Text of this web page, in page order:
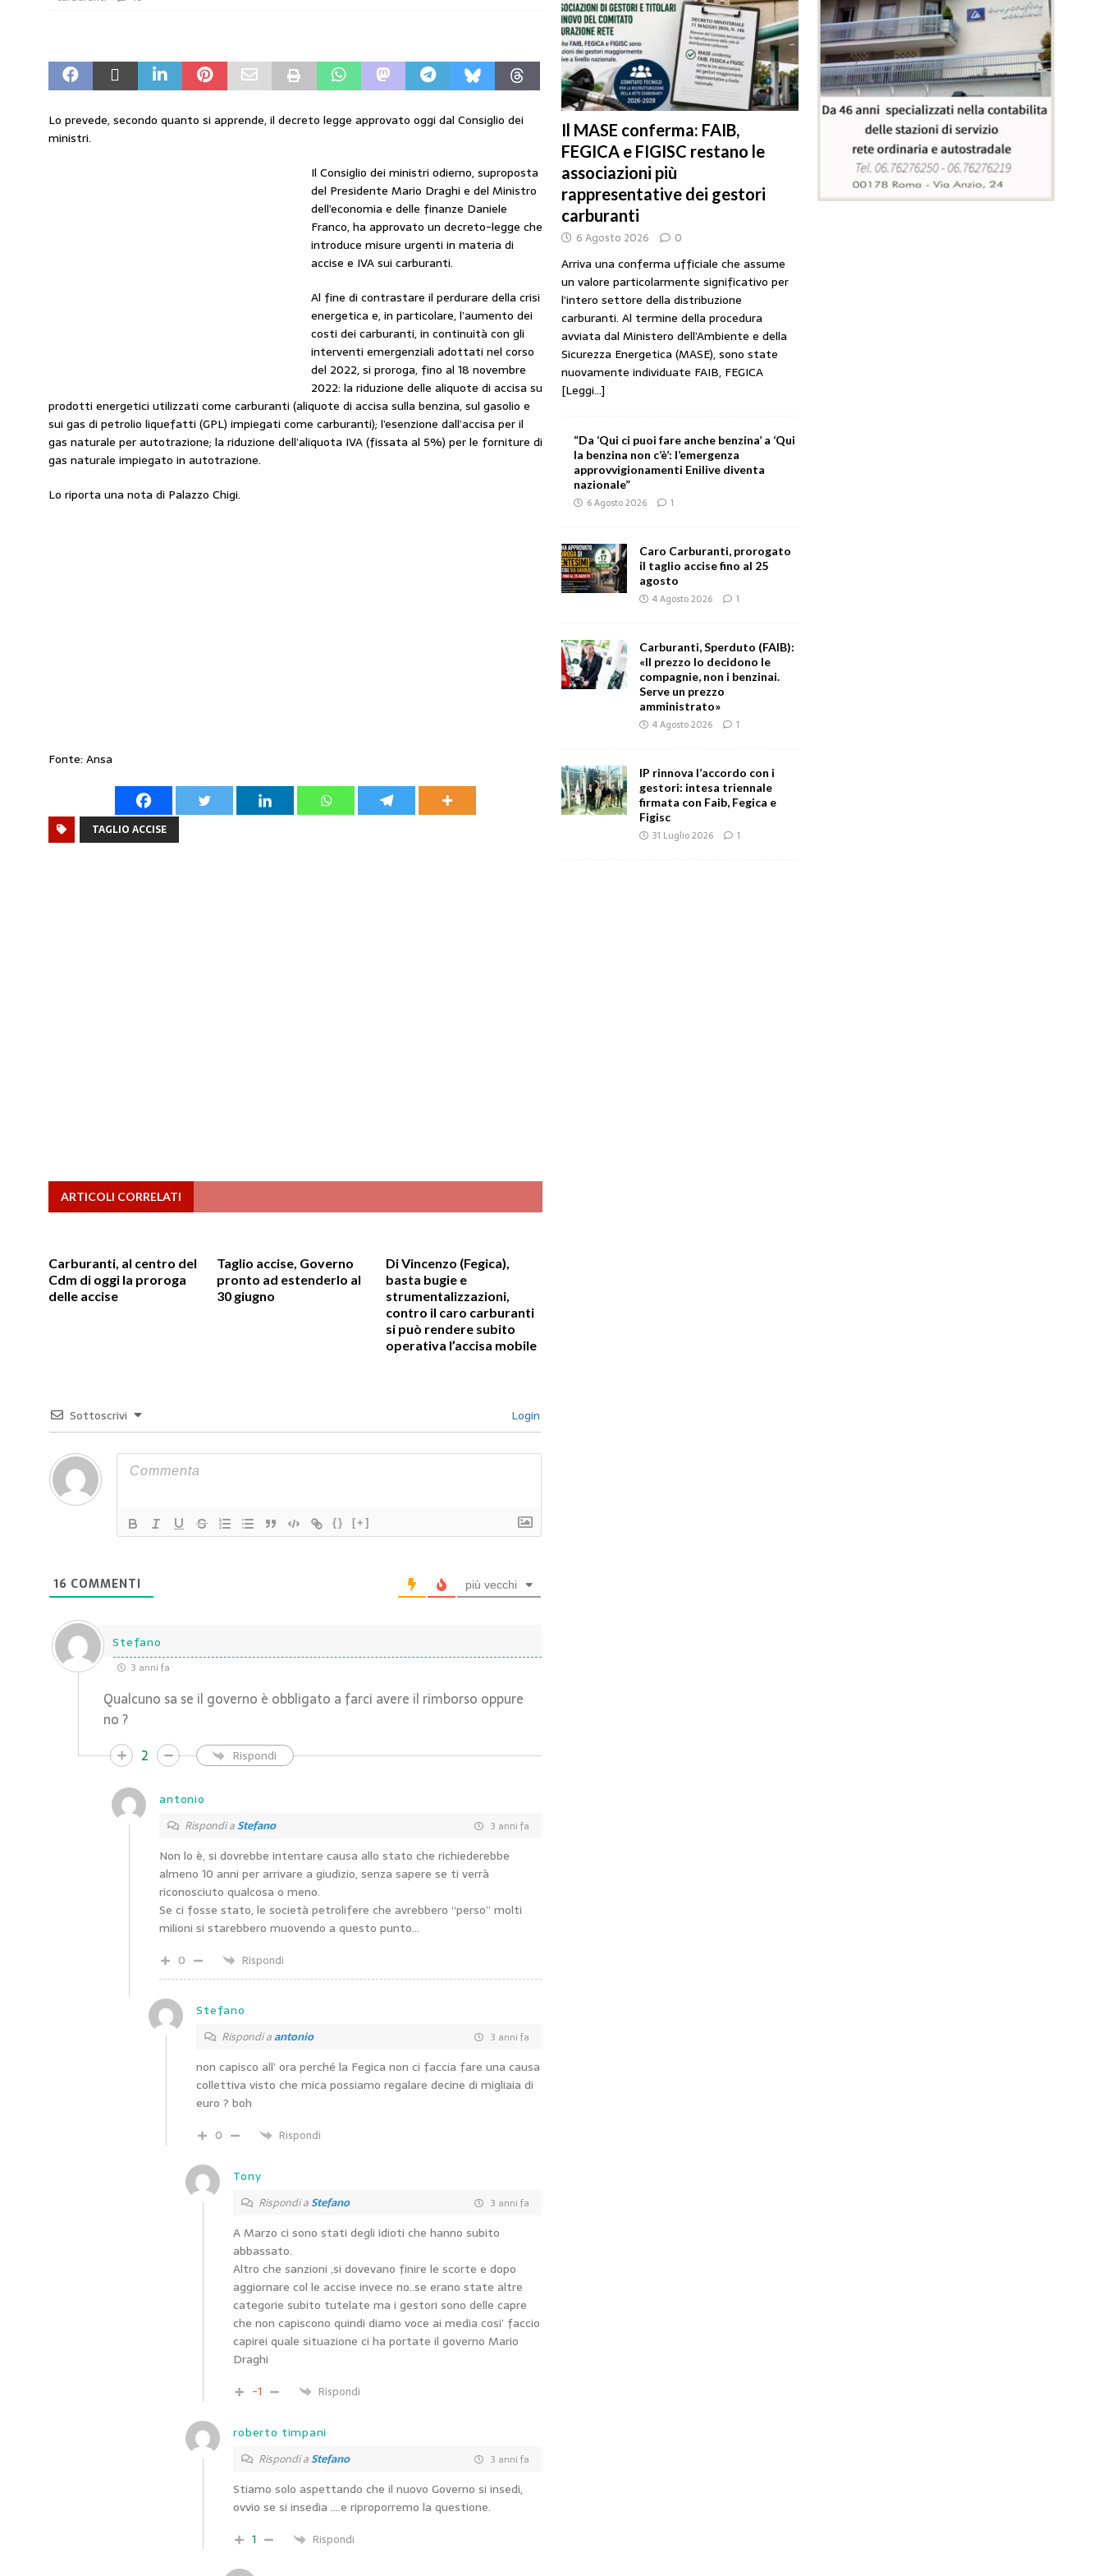
IP rinnova l’accordo con i gestori: intesa triennale firmata con Faib, Fegica e Figisc
COMUNICATI
STAMPA
Carburanti, i sindacati al Mimit: “I gestori non decidono i prezzi. Basta scaricare su di loro le
responsabilità”
COMUNICATI STAMPA
Taglio delle accise, il prezzo è libero: i controlli non diventino una presunzione di colpevolezza
CARBURANTI. CONTROLLI SUI PRODOTTI ADULTERATI: ALTRA SITUAZIONE GRAVE MA NON SERIA
Lo prevede, secondo quanto si apprende, il decreto legge approvato oggi dal Consiglio dei
ministri.
Il Consiglio dei ministri odierno, suproposta
del Presidente Mario Draghi e del Ministro
dell’economia e delle finanze Daniele
Franco, ha approvato un decreto-legge che
introduce misure urgenti in materia di
accise e IVA sui carburanti.
Al fine di contrastare il perdurare della crisi
energetica e, in particolare, l’aumento dei
costi dei carburanti, in continuità con gli
interventi emergenziali adottati nel corso
del 2022, si proroga, fino al 18 novembre
2022: la riduzione delle aliquote di accisa su
prodotti energetici utilizzati come carburanti (aliquote di accisa sulla benzina, sul gasolio e
sui gas di petrolio liquefatti (GPL) impiegati come carburanti); l’esenzione dall’accisa per il
gas naturale per autotrazione; la riduzione dell’aliquota IVA (fissata al 5%) per le forniture di
gas naturale impiegato in autotrazione.
Lo riporta una nota di Palazzo Chigi.
Fonte: Ansa
TAGLIO ACCISE
ARTICOLI CORRELATI
Carburanti, al centro del
Cdm di oggi la proroga
delle accise
Taglio accise, Governo
pronto ad estenderlo al
30 giugno
Di Vincenzo (Fegica),
basta bugie e
strumentalizzazioni,
contro il caro carburanti
si può rendere subito
operativa l’accisa mobile
Sottoscrivi Login
{} [+]
16 COMMENTI più vecchi
Stefano
3 anni fa
Qualcuno sa se il governo è obbligato a farci avere il rimborso oppure
no ?
2
Rispondi
antonio
Rispondi aStefano 3 anni fa
Non lo è, si dovrebbe intentare causa allo stato che richiederebbe
almeno 10 anni per arrivare a giudizio, senza sapere se ti verrà
riconosciuto qualcosa o meno.
Se ci fosse stato, le società petrolifere che avrebbero “perso” molti
milioni si starebbero muovendo a questo punto…
0
Rispondi
Stefano
Rispondi aantonio 3 anni fa
non capisco all’ ora perché la Fegica non ci faccia fare una causa
collettiva visto che mica possiamo regalare decine di migliaia di
euro ? boh
0
Rispondi
Tony
Rispondi aStefano 3 anni fa
A Marzo ci sono stati degli idioti che hanno subito
abbassato.
Altro che sanzioni ,si dovevano finire le scorte e dopo
aggiornare col le accise invece no..se erano state altre
categorie subito tutelate ma i gestori sono delle capre
che non capiscono quindi diamo voce ai media cosi’ faccio
capirei quale situazione ci ha portate il governo Mario
Draghi
-1
Rispondi
roberto timpani
Rispondi aStefano 3 anni fa
Stiamo solo aspettando che il nuovo Governo si insedi,
ovvio se si insedia ….e riproporremo la questione.
1
Rispondi
Il MASE conferma: FAIB,
FEGICA e FIGISC restano le
associazioni più
rappresentative dei gestori
carburanti
6 Agosto 2026 0
Arriva una conferma ufficiale che assume
un valore particolarmente significativo per
l’intero settore della distribuzione
carburanti. Al termine della procedura
avviata dal Ministero dell’Ambiente e della
Sicurezza Energetica (MASE), sono state
nuovamente individuate FAIB, FEGICA
[Leggi...]
“Da ‘Qui ci puoi fare anche benzina’ a ‘Qui
la benzina non c’è’: l’emergenza
approvvigionamenti Enilive diventa
nazionale”
6 Agosto 2026 1
Caro Carburanti, prorogato
il taglio accise fino al 25
agosto
4 Agosto 2026 1
Carburanti, Sperduto (FAIB):
«Il prezzo lo decidono le
compagnie, non i benzinai.
Serve un prezzo
amministrato»
4 Agosto 2026 1
IP rinnova l’accordo con i
gestori: intesa triennale
firmata con Faib, Fegica e
Figisc
31 Luglio 2026 1